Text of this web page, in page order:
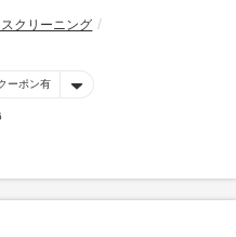
クリーニング
ーポン有